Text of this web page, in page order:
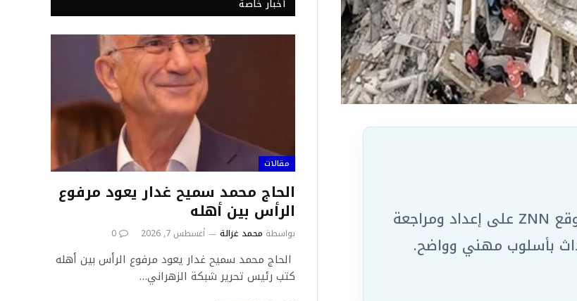
يعمل ضمن الفريق التحريري في موقع ZNN على إعداد ومراجعة
بأسلوب مهني وواضح.
أخبار خاصة
مقالات
الحاج محمد سميح غدار يعود مرفوع
الرأس بين أهله
بواسطة محمد غزالة أغسطس 7, 2026 0
الحاج محمد سميح غدار يعود مرفوع الرأس بين أهله
كتب رئيس تحرير شبكة الزهراني…